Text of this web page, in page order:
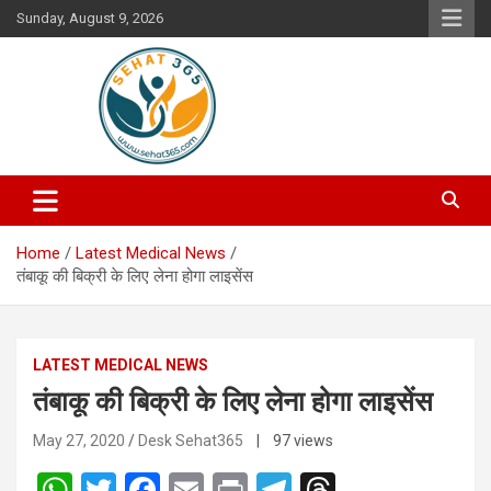
Skip
to
Sunday, August 9, 2026
Sehat365
Your's Complete Health Guide
Home
Latest Medical News
तंबाकू की बिक्री के लिए लेना होगा लाइसेंस
LATEST MEDICAL NEWS
तंबाकू की बिक्री के लिए लेना होगा लाइसेंस
May 27, 2020 Desk Sehat365 | 97 views